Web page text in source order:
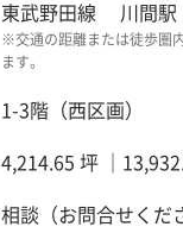
東武野田線 川間駅
※交通の距離または徒歩圏
ます。
1-3階（西区画）
4,214.65 坪 ｜
相談（お問合せくだ